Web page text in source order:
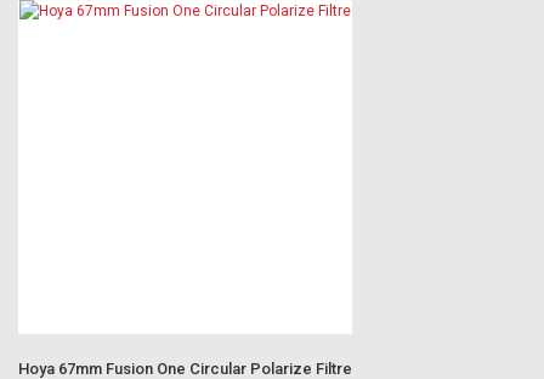
Hoya 67mm Fusion One Circular Polarize Filtre